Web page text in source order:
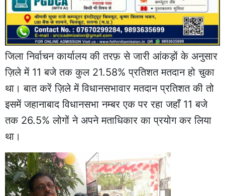
जिला निर्वाचन कार्यालय की तरफ़ से जारी आंकड़ों के अनुसार
ज़िले में 11 बजे तक कुल 21.58% प्रतिशत मतदान हो चुका
था। बात करें ज़िले में विधानसभावार मतदान प्रतिशत की तो
इसमें जहानाबाद विधानसभा नम्बर एक पर रहा जहाँ 11 बजे
तक 26.5% लोगों ने अपने मताधिकार का प्रयोग कर लिया
था।